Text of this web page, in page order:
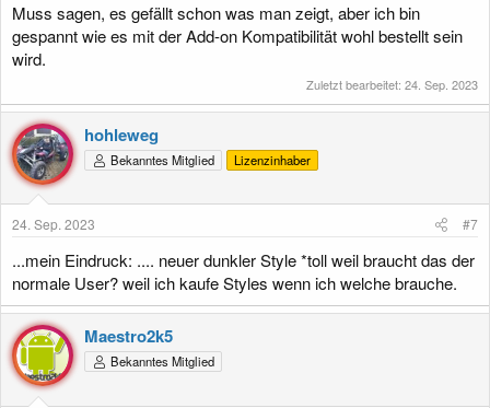
Muss sagen, es gefällt schon was man zeigt, aber ich bin
gespannt wie es mit der Add-on Kompatibilität wohl bestellt sein
wird.
Zuletzt bearbeitet: 24. Sep. 2023
hohleweg
Bekanntes Mitglied Lizenzinhaber
24. Sep. 2023 #7
...mein Eindruck: .... neuer dunkler Style *toll weil braucht das der
normale User? weil ich kaufe Styles wenn ich welche brauche.
Maestro2k5
Bekanntes Mitglied